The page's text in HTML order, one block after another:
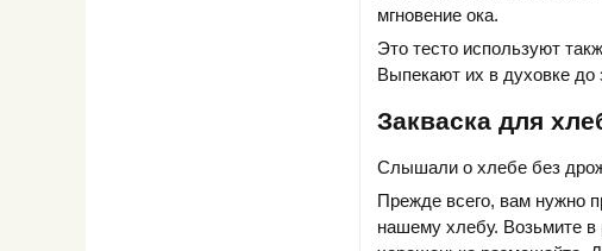
мгновение ока.
Это тесто используют
Выпекают их в духовке до
Закваска для
Слышали о хлебе без
Прежде всего, вам нужно
нашему хлебу. Возьмите